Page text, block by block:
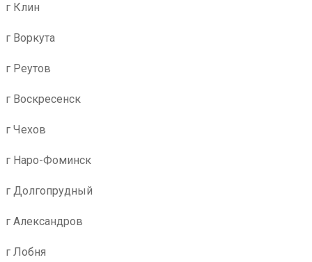
г Клин
г Воркута
г Реутов
г Воскресенск
г Чехов
г Наро-Фоминск
г Долгопрудный
г Александров
г Лобня